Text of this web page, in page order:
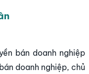
bán doanh nghiệp
doanh nghiệp, chủ